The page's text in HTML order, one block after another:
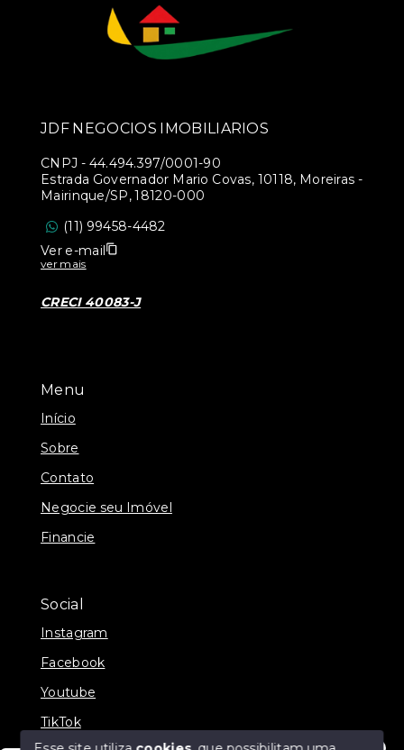
Menu
Início
Sobre
Contato
Negocie seu Imóvel
Financie
Social
Instagram
Facebook
Youtube
TikTok
JDF NEGOCIOS IMOBILIARIOS
CNPJ - 44.494.397/0001-90
Estrada Governador Mario Covas, 10118, Moreiras -
Mairinque/SP, 18120-000
(11) 99458-4482
Ver e-mail
ver mais
CRECI 40083-J